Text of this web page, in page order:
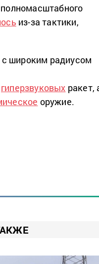
из-за тактики,
с широким радиусом
гиперзвуковых ракет,
оружие.